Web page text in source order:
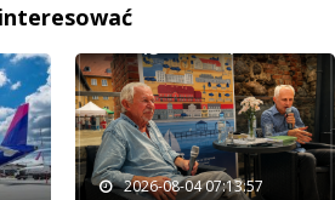
2026-08-04 07:13:57